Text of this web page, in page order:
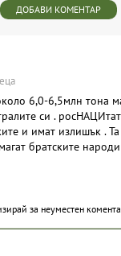
ДОБАВИ КОМЕНТАР
6,0-6,5млн тона
си .
и имат излишък .
братските
за неуместен